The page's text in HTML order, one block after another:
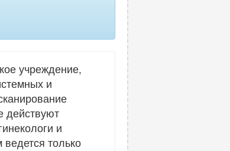
учреждение,
и
действуют
и
только